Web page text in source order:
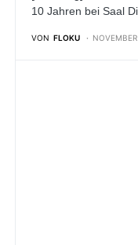
10 Jahren bei Saal
VON FLOKU